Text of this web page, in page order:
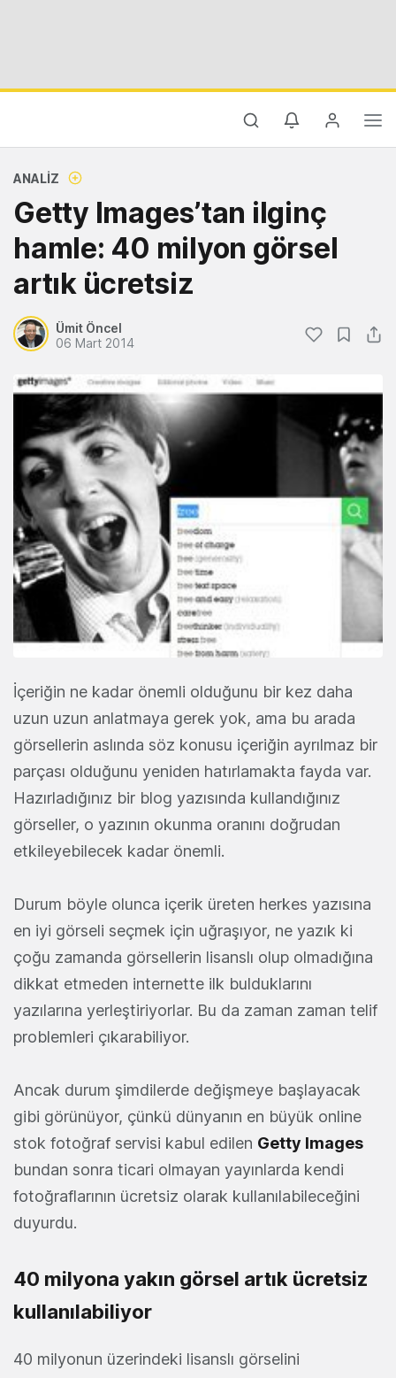
ANALIZ
Getty Images’tan ilginç
hamle: 40 milyon görsel
artık ücretsiz
Ümit Öncel
06 Mart 2014
İçeriğin ne kadar önemli olduğunu bir kez daha
uzun uzun anlatmaya gerek yok, ama bu arada
görsellerin aslında söz konusu içeriğin ayrılmaz bir
parçası olduğunu yeniden hatırlamakta fayda var.
Hazırladığınız bir blog yazısında kullandığınız
görseller, o yazının okunma oranını doğrudan
etkileyebilecek kadar önemli.
Durum böyle olunca içerik üreten herkes yazısına
en iyi görseli seçmek için uğraşıyor, ne yazık ki
çoğu zamanda görsellerin lisanslı olup olmadığına
dikkat etmeden internette ilk bulduklarını
yazılarına yerleştiriyorlar. Bu da zaman zaman telif
problemleri çıkarabiliyor.
Ancak durum şimdilerde değişmeye başlayacak
gibi görünüyor, çünkü dünyanın en büyük online
stok fotoğraf servisi kabul edilen Getty Images
bundan sonra ticari olmayan yayınlarda kendi
fotoğraflarının ücretsiz olarak kullanılabileceğini
duyurdu.
40 milyona yakın görsel artık ücretsiz
kullanılabiliyor
40 milyonun üzerindeki lisanslı görselini